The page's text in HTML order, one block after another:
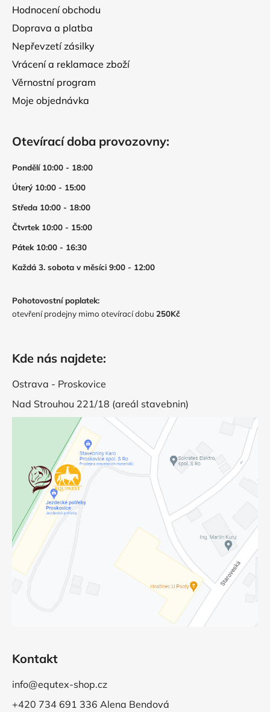
Hodnocení obchodu
Doprava a platba
Nepřevzetí zásilky
Vrácení a reklamace zboží
Věrnostní program
Moje objednávka
Otevírací doba provozovny:
Pondělí 10:00 - 18:00
Úterý 10:00 - 15:00
Středa 10:00 - 18:00
Čtvrtek 10:00 - 15:00
Pátek 10:00 - 16:30
Každá 3. sobota v měsíci 9:00 - 12:00
Pohotovostní poplatek:
otevření prodejny mimo otevírací dobu 250Kč
Kde nás najdete:
Ostrava - Proskovice
Nad Strouhou 221/18 (areál stavebnin)
Kontakt
info@equtex-shop.cz
+420 734 691 336 Alena Bendová